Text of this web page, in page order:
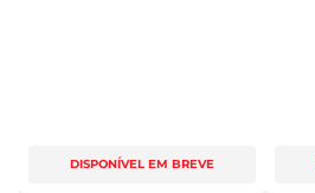
DISPONÍVEL EM BREVE